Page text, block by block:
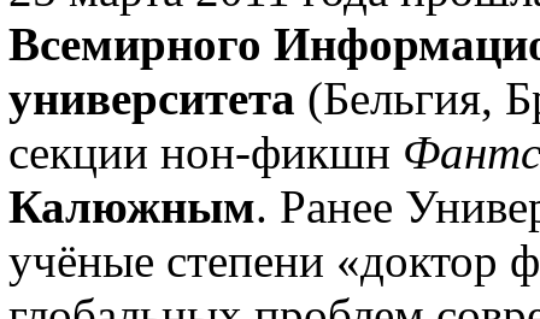
Всемирного
университета (Бельгия,
секции нон-фикшн
Калюжным. Ранее
учёные степени «доктор